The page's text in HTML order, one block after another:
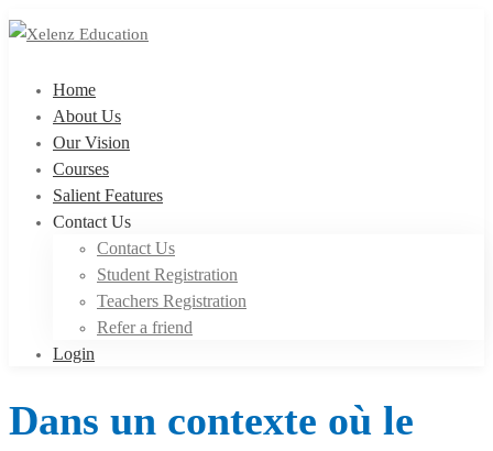
Home
About Us
Our Vision
Courses
Salient Features
Contact Us
Contact Us
Student Registration
Teachers Registration
Refer a friend
Login
Dans un contexte où le